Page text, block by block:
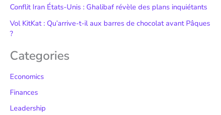
Conflit Iran États-Unis : Ghalibaf révèle des plans inquiétants
Vol KitKat : Qu’arrive-t-il aux barres de chocolat avant Pâques
?
Categories
Economics
Finances
Leadership